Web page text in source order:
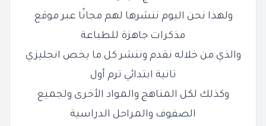
ولهذا نحن اليوم ننشرها لهم مجانًا عبر موقع
مذكرات جاهزة للطباعة
والذي من خلاله نقدم وننشر كل ما يخص انجليزي
تانية ابتدائي ترم أول
وكذلك لكل المناهج والمواد الأخرى ولجميع
الصفوف والمراحل الدراسية